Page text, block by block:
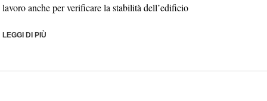
lavoro anche per verificare la stabilità dell’edificio
LEGGI DI PIÙ